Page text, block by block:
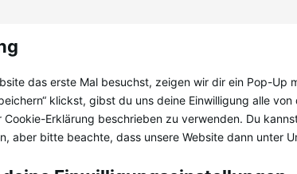
das erste Mal besuchst, zeigen wir dir ein Pop-Up
klickst, gibst du uns deine Einwilligung alle
Cookie-Erklärung beschrieben zu verwenden. Du
aber bitte beachte, dass unsere Website dann unter